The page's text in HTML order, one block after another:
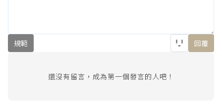
規範 回覆
還沒有留言，成為第一個發言的人吧！